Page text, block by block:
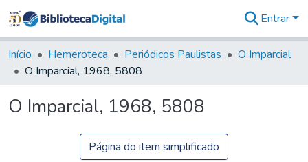
&
Coleções
Tudo na
Digital
Entrar
Início Hemeroteca Periódicos Paulistas
O Imparcial
O Imparcial, 1968, 5808
O Imparcial, 1968, 5808
Página do item simplificado